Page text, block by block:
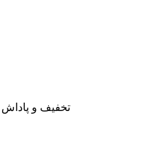
تخفیف و